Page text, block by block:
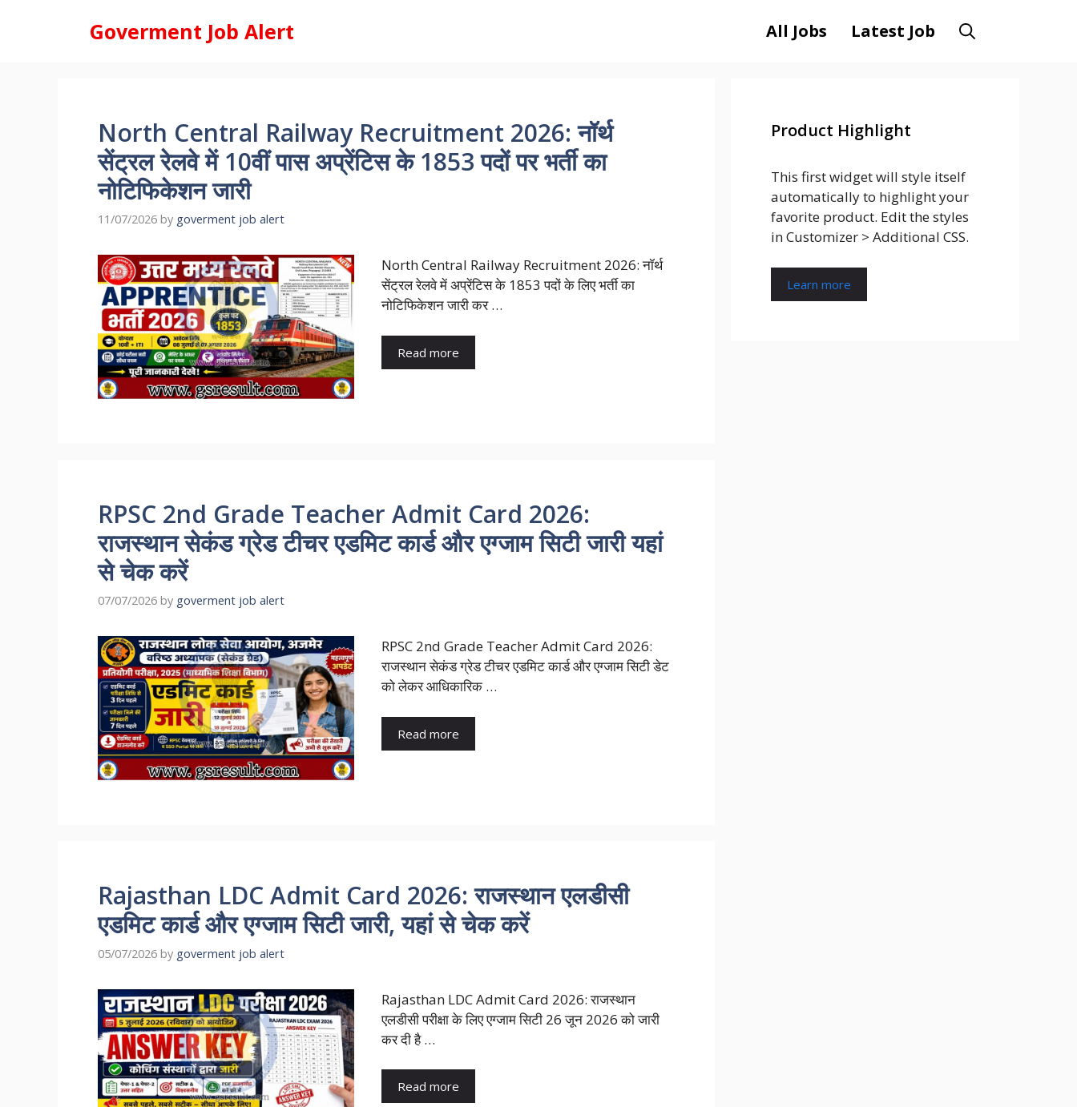
Goverment Job Alert All Jobs Latest Job
North Central Railway Recruitment 2026: नॉर्थ
सेंट्रल रेलवे में 10वीं पास अप्रेंटिस के 1853 पदों पर भर्ती का
नोटिफिकेशन जारी
11/07/2026 by goverment job alert
North Central Railway Recruitment 2026: नॉर्थ
सेंट्रल रेलवे में अप्रेंटिस के 1853 पदों के लिए भर्ती का
नोटिफिकेशन जारी कर …
Read more
RPSC 2nd Grade Teacher Admit Card 2026:
राजस्थान सेकंड ग्रेड टीचर एडमिट कार्ड और एग्जाम सिटी जारी यहां
से चेक करें
07/07/2026 by goverment job alert
RPSC 2nd Grade Teacher Admit Card 2026:
राजस्थान सेकंड ग्रेड टीचर एडमिट कार्ड और एग्जाम सिटी डेट
को लेकर आधिकारिक …
Read more
Rajasthan LDC Admit Card 2026: राजस्थान एलडीसी
एडमिट कार्ड और एग्जाम सिटी जारी, यहां से चेक करें
05/07/2026 by goverment job alert
Rajasthan LDC Admit Card 2026: राजस्थान
एलडीसी परीक्षा के लिए एग्जाम सिटी 26 जून 2026 को जारी
कर दी है …
Read more
Product Highlight
This first widget will style itself
automatically to highlight your
favorite product. Edit the styles
in Customizer > Additional CSS.
Learn more